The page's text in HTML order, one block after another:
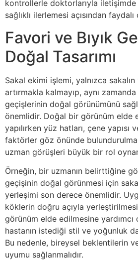
kontrollerle doktorlarıyla iletişimde
sağlıklı ilerlemesi açısından faydalı
Favori ve Bıyık
Doğal Tasarımı
Sakal ekimi işlemi, yalnızca
artırmakla kalmayıp, aynı
geçişlerinin doğal görünümünü
önemlidir. Doğal bir görünüm elde
yapılırken yüz hatları, çene yapısı
faktörler göz önünde
uzman görüşleri büyük bir rol
Örneğin, bir uzmanın belirttiğine
geçişinin doğal görünmesi için
yerleşimi son derece önemlidir.
köklerin doğru açıyla
görünüm elde edilmesine yardımcı
hastanın istediği stil ve yoğunluk
Bu nedenle, bireysel beklentilerin ve
uyumu sağlanmalıdır.